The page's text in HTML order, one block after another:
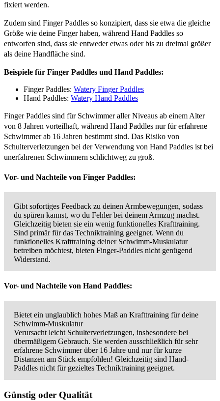
fixiert werden.
Zudem sind Finger Paddles so konzipiert, dass sie etwa die gleiche
Größe wie deine Finger haben, während Hand Paddles so
entworfen sind, dass sie entweder etwas oder bis zu dreimal größer
als deine Handfläche sind.
Beispiele für Finger Paddles und Hand Paddles:
Finger Paddles: Watery Finger Paddles
Hand Paddles: Watery Hand Paddles
Finger Paddles sind für Schwimmer aller Niveaus ab einem Alter
von 8 Jahren vorteilhaft, während Hand Paddles nur für erfahrene
Schwimmer ab 16 Jahren bestimmt sind. Das Risiko von
Schulterverletzungen bei der Verwendung von Hand Paddles ist bei
unerfahrenen Schwimmern schlichtweg zu groß.
Vor- und Nachteile von Finger Paddles:
Gibt sofortiges Feedback zu deinen Armbewegungen, sodass
du spüren kannst, wo du Fehler bei deinem Armzug machst.
Gleichzeitig bieten sie ein wenig funktionelles Krafttraining.
Sind primär für das Techniktraining geeignet. Wenn du
funktionelles Krafttraining deiner Schwimm-Muskulatur
betreiben möchtest, bieten Finger-Paddles nicht genügend
Widerstand.
Vor- und Nachteile von Hand Paddles:
Bietet ein unglaublich hohes Maß an Krafttraining für deine
Schwimm-Muskulatur
Verursacht leicht Schulterverletzungen, insbesondere bei
übermäßigem Gebrauch. Sie werden ausschließlich für sehr
erfahrene Schwimmer über 16 Jahre und nur für kurze
Distanzen am Stück empfohlen! Gleichzeitig sind Hand-
Paddles nicht für gezieltes Techniktraining geeignet.
Günstig oder Qualität